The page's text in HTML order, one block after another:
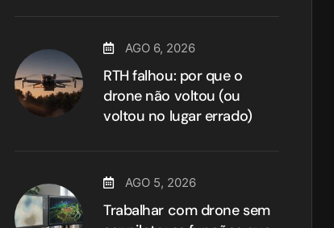
AGO 6, 2026
RTH falhou: por que o
drone não voltou (ou
voltou no lugar errado)
AGO 5, 2026
Trabalhar com drone sem